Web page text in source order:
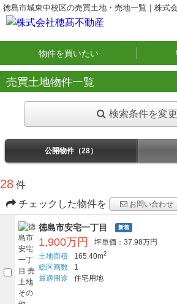
徳島市城東中校区の売買土地・売地一覧｜株式
物件を買いたい
売買土地物件一覧
検索条件を変更
公開物件（28）
28 件
チェックした物件を
お問い合わせ
徳島市安宅一丁目 新着
1,900万円
坪単価：37.98万円
土地面積
165.40m2
総区画数
1
最適用途
住宅用地